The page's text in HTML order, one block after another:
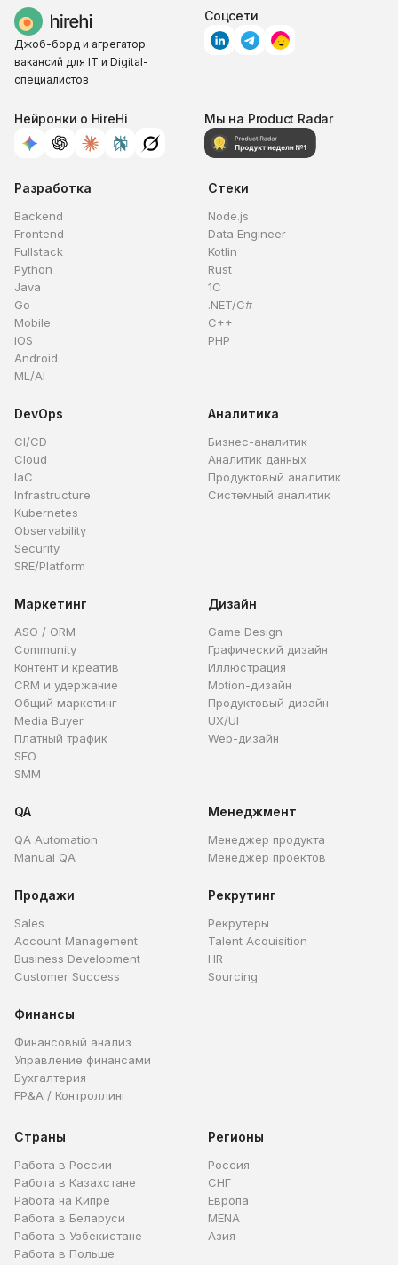
Джоб-борд и агрегатор
вакансий для IT и Digital-
специалистов
Соцсети
Нейронки о HireHi Мы на Product Radar
Разработка
Backend
Frontend
Fullstack
Python
Java
Go
Mobile
iOS
Android
ML/AI
Стеки
Node.js
Data Engineer
Kotlin
Rust
1C
.NET/C#
C++
PHP
DevOps
CI/CD
Cloud
IaC
Infrastructure
Kubernetes
Observability
Security
SRE/Platform
Аналитика
Бизнес-аналитик
Аналитик данных
Продуктовый аналитик
Системный аналитик
Маркетинг
ASO / ORM
Community
Контент и креатив
CRM и удержание
Общий маркетинг
Media Buyer
Платный трафик
SEO
SMM
Дизайн
Game Design
Графический дизайн
Иллюстрация
Motion-дизайн
Продуктовый дизайн
UX/UI
Web-дизайн
QA
QA Automation
Manual QA
Менеджмент
Менеджер продукта
Менеджер проектов
Продажи
Sales
Account Management
Business Development
Customer Success
Рекрутинг
Рекрутеры
Talent Acquisition
HR
Sourcing
Финансы
Финансовый анализ
Управление финансами
Бухгалтерия
FP&A / Контроллинг
Страны
Работа в России
Работа в Казахстане
Работа на Кипре
Работа в Беларуси
Работа в Узбекистане
Работа в Польше
Регионы
Россия
СНГ
Европа
MENA
Азия